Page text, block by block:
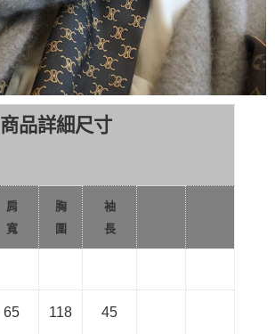
商品詳細尺寸
肩
寬
胸
圍
袖
長
65 118 45